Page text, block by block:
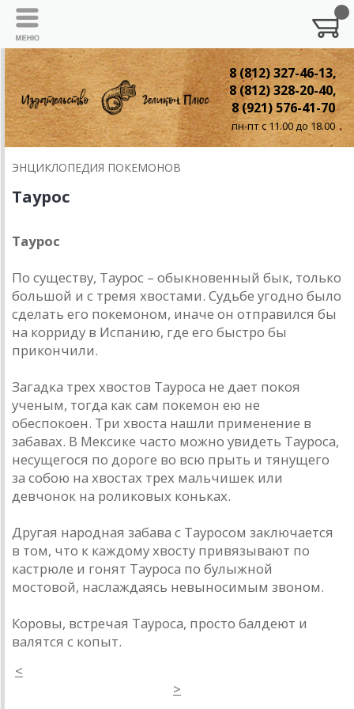
8 (812) 327-46-13,
8 (812) 328-20-40,
8 (921) 576-41-70
пн-пт с 11.00 до 18.00
ЭНЦИКЛОПЕДИЯ ПОКЕМОНОВ
Таурос
Таурос
По существу, Таурос – обыкновенный бык, только
большой и с тремя хвостами. Судьбе угодно было
сделать его покемоном, иначе он отправился бы
на корриду в Испанию, где его быстро бы
прикончили.
Загадка трех хвостов Тауроса не дает покоя
ученым, тогда как сам покемон ею не
обеспокоен. Три хвоста нашли применение в
забавах. В Мексике часто можно увидеть Тауроса,
несущегося по дороге во всю прыть и тянущего
за собою на хвостах трех мальчишек или
девчонок на роликовых коньках.
Другая народная забава с Тауросом заключается
в том, что к каждому хвосту привязывают по
кастрюле и гонят Тауроса по булыжной
мостовой, наслаждаясь невыносимым звоном.
Коровы, встречая Тауроса, просто балдеют и
валятся с копыт.
<
>